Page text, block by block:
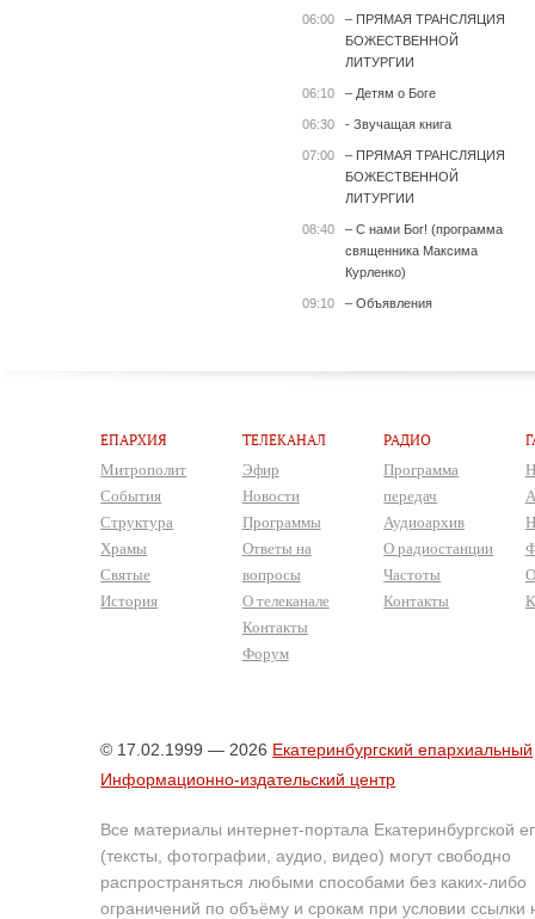
06:00
– ПРЯМАЯ ТРАНСЛЯЦИЯ
БОЖЕСТВЕННОЙ
ЛИТУРГИИ
06:10 – Детям о Боге
06:30 - Звучащая книга
07:00
– ПРЯМАЯ ТРАНСЛЯЦИЯ
БОЖЕСТВЕННОЙ
ЛИТУРГИИ
08:40
– С нами Бог! (программа
священника Максима
Курленко)
09:10 – Объявления
ЕПАРХИЯ
Митрополит
События
Структура
Храмы
Святые
История
ТЕЛЕКАНАЛ
Эфир
Новости
Программы
Ответы на
вопросы
О телеканале
Контакты
Форум
РАДИО
Программа
передач
Аудиоархив
О радиостанции
Частоты
Контакты
© 17.02.1999 — 2026 Екатеринбургский епархиальный
Информационно-издательский центр
Все материалы интернет-портала Екатеринбургской
(тексты, фотографии, аудио, видео) могут свободно
распространяться любыми способами без каких-либо
ограничений по объёму и срокам при условии ссылки